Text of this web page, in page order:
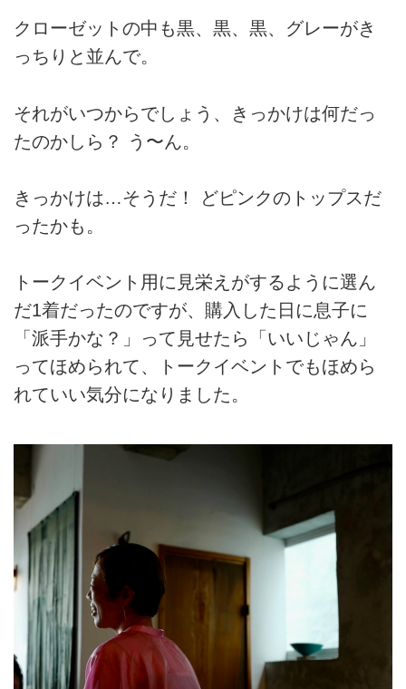
クローゼットの中も黒、黒、黒、グレーがき
っちりと並んで。
それがいつからでしょう、きっかけは何だっ
たのかしら？ う〜ん。
きっかけは…そうだ！ どピンクのトップスだ
ったかも。
トークイベント用に見栄えがするように選ん
だ1着だったのですが、購入した日に息子に
「派手かな？」って見せたら「いいじゃん」
ってほめられて、トークイベントでもほめら
れていい気分になりました。